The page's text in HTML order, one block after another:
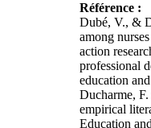
Référence :
Dubé, V., &
among
action
professional
education
Ducharme,
empirical
Education